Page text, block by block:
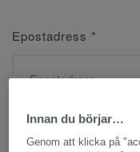
Epostadress *
Namn*
Innan du börjar…
Genom att klicka på